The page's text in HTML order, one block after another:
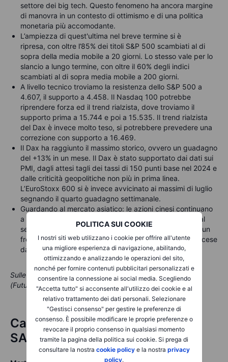
POLITICA SUI COOKIE
I nostri siti web utilizzano i cookie per offrire all'utente
una migliore esperienza di navigazione, abilitando,
ottimizzando e analizzando le operazioni del sito,
nonché per fornire contenuti pubblicitari personalizzati e
consentire la connessione ai social media. Scegliendo
"Accetta tutto" si acconsente all'utilizzo dei cookie e al
relativo trattamento dei dati personali. Selezionare
"Gestisci consenso" per gestire le preferenze di
consenso. È possibile modificare le proprie preferenze o
revocare il proprio consenso in qualsiasi momento
tramite la pagina della politica sui cookie. Si prega di
consultare la nostra cookie policye la nostra privacy
policy.
settore dei big tech. Questo fenomeno ha ancora margine
di manovra in un contesto di ottimismo e di una politica
monetaria più accomodante.
L’ampiezza di quest'ultima nel breve termine si è
ripresa, con oltre l’85% dei titoli S&P 500 scambiati al di
sopra della media mobile a 20 giorni. Lo stesso vale per lo
slancio a lungo termine, con oltre il 60% degli indici
scambiati al di sopra media mobile a 200 giorni.
A livello tecnico troviamo la resistenza dello S&P 500 a
4.607, il supporto a 4.458. Il Nasdaq 100 potrebbe
riprendere forza ed il trend rialzista, dove troviamo il
supporto prima a 15.744 e poi a 15.535. Il trend rialzista
del Dax è invece molto teso, si potrebbere prevedere una
correzione con supporto a 16.469.
Il Dax ha raggiunto il massimo storico, ovvero un guadagno
del +13% in un mese. Il Dax è stato supportato dai dati sui
PMI, dagli attesi tagli dei tassi di 150 punti base nel 2024 e
dalle criticità geopolitiche non più in prima linea.
L’EuroStoxx 600 si è invece avvicinato ai massimi di luglio
segnando il quarto guadagno settimanale.
Guardando al mercato asiatico: le azioni cinesi continuano
a lottare contro la rinnovata debolezza dei titoli legati al
settore immobiliare e la Cina continua a rappresentare un
freno alla crescita globale. Le azioni giapponesi sono scese
dai massimi storici mentre lo yen si è rafforzato.
Sulle piattaforme BG SAXO: Dax, Eurostoxx e S&P500
(Futures, CFDs e Opzioni)
Calendario Macroeconomico BG
SAXO